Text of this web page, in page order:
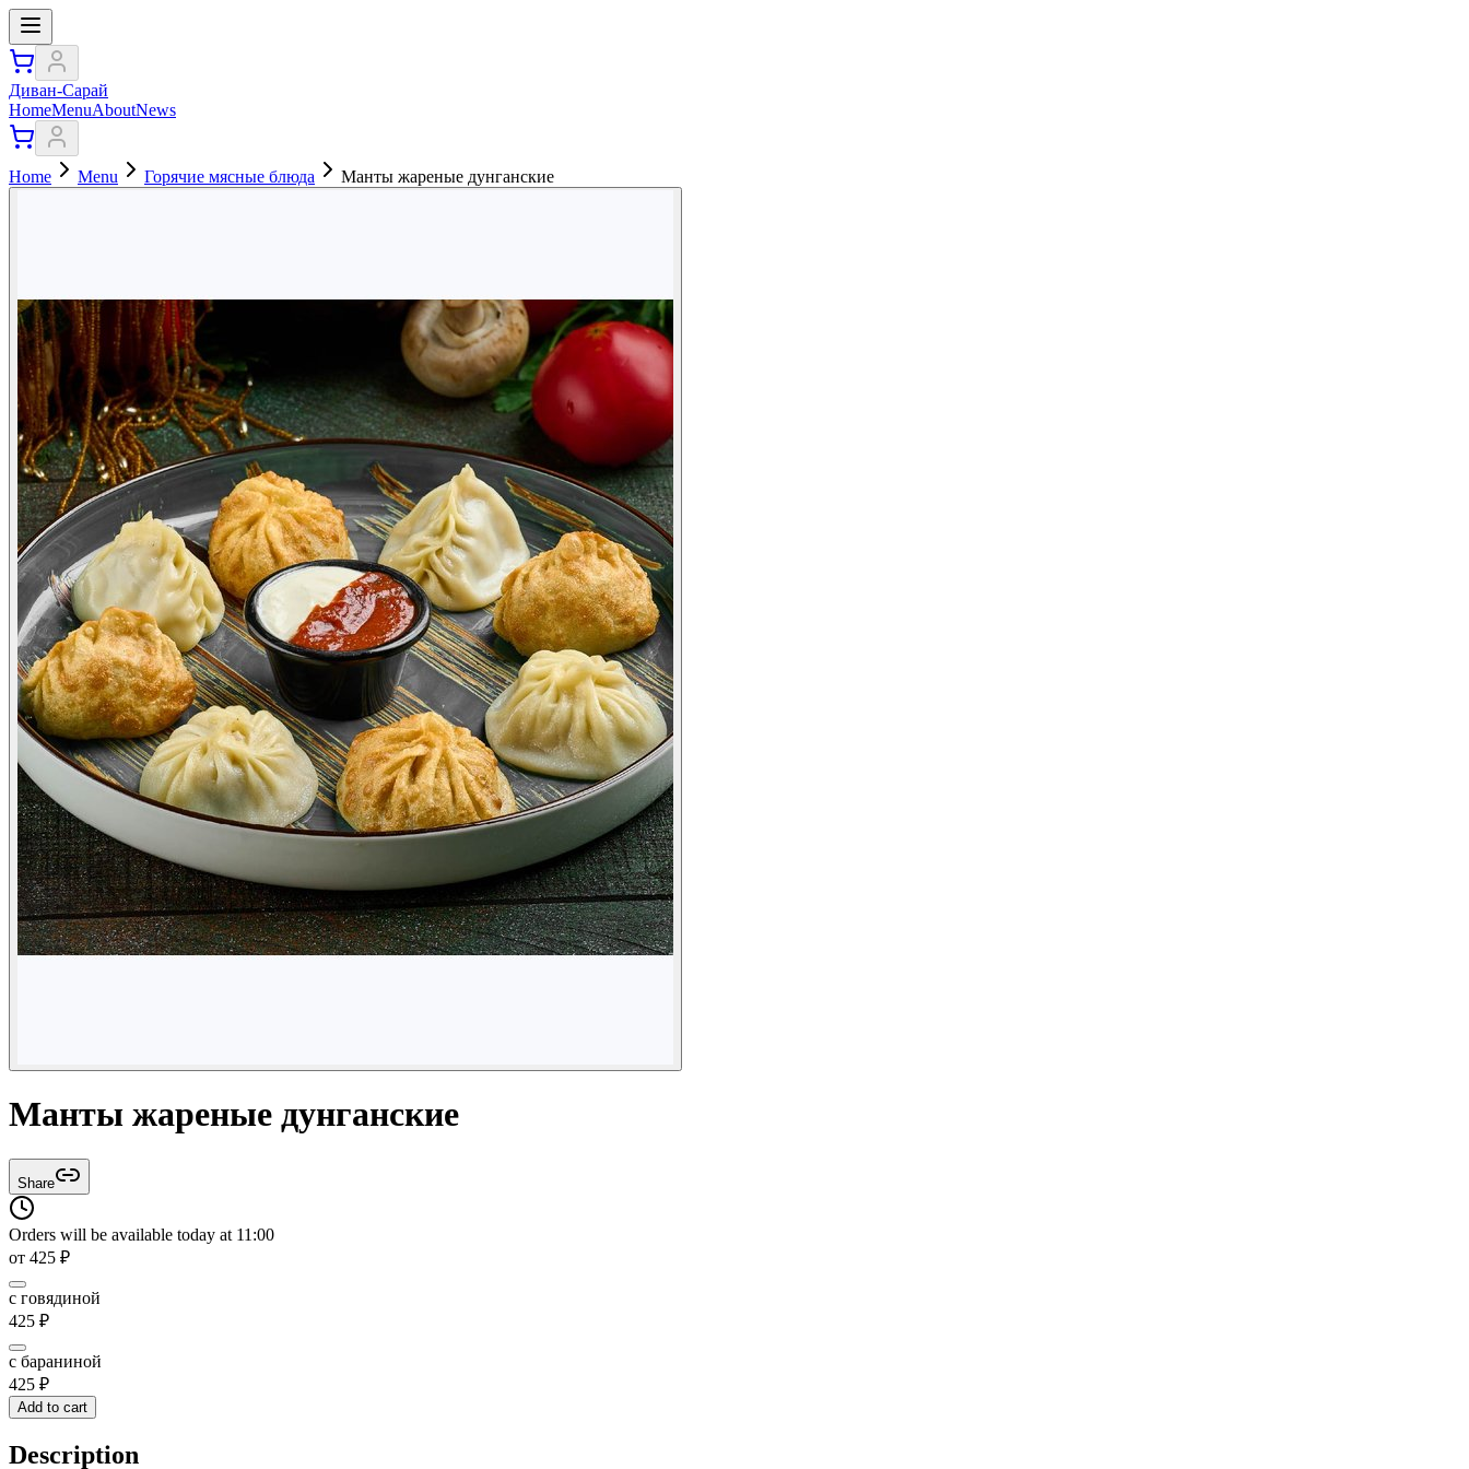
Диван-Сарай
HomeMenuAboutNews
Home Menu Горячие мясные блюда Манты жареные дунганские
Манты жареные дунганские
Share
Orders will be available today at 11:00
от 425 ₽
с говядиной
425 ₽
с бараниной
425 ₽
Add to cart
Description